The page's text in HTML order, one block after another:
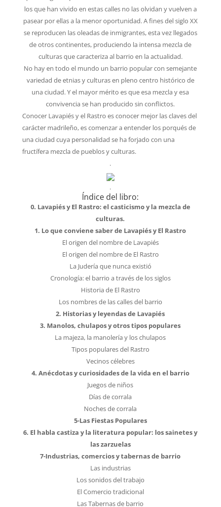
los que han vivido en estas calles no las olvidan y vuelven a
pasear por ellas a la menor oportunidad. A fines del siglo XX
se reproducen las oleadas de inmigrantes, esta vez llegados
de otros continentes, produciendo la intensa mezcla de
culturas que caracteriza al barrio en la actualidad.
No hay en todo el mundo un barrio popular con semejante
variedad de etnias y culturas en pleno centro histórico de
una ciudad. Y el mayor mérito es que esa mezcla y esa
convivencia se han producido sin conflictos.
Conocer Lavapiés y el Rastro es conocer mejor las claves del
carácter madrileño, es comenzar a entender los porqués de
una ciudad cuya personalidad se ha forjado con una
fructífera mezcla de pueblos y culturas.
.
.
Índice del libro:
0. Lavapiés y El Rastro: el casticismo y la mezcla de
culturas.
1. Lo que conviene saber de Lavapiés y El Rastro
El origen del nombre de Lavapiés
El origen del nombre de El Rastro
La Judería que nunca existió
Cronología: el barrio a través de los siglos
Historia de El Rastro
Los nombres de las calles del barrio
2. Historias y leyendas de Lavapiés
3. Manolos, chulapos y otros tipos populares
La majeza, la manolería y los chulapos
Tipos populares del Rastro
Vecinos célebres
4. Anécdotas y curiosidades de la vida en el barrio
Juegos de niños
Días de corrala
Noches de corrala
5-Las Fiestas Populares
6. El habla castiza y la literatura popular: los sainetes y
las zarzuelas
7-Industrias, comercios y tabernas de barrio
Las industrias
Los sonidos del trabajo
El Comercio tradicional
Las Tabernas de barrio